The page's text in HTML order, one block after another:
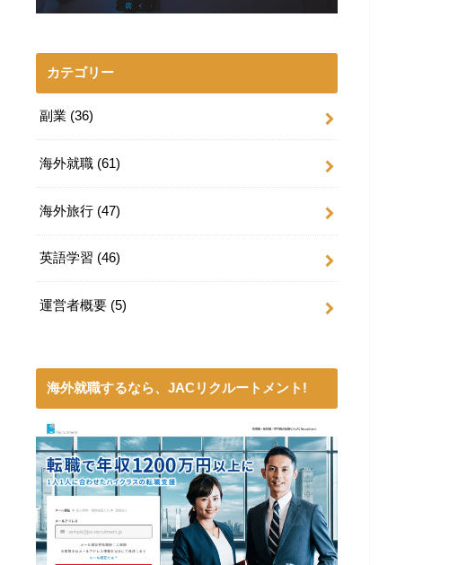
カテゴリー
副業 (36)
海外就職 (61)
海外旅行 (47)
英語学習 (46)
運営者概要 (5)
海外就職するなら、JACリクルートメント!